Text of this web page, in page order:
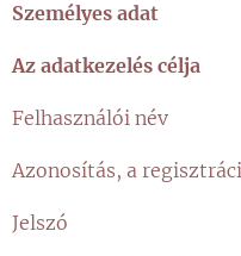
Személyes adat
Az adatkezelés célja
Felhasználói név
Azonosítás, a
Jelszó